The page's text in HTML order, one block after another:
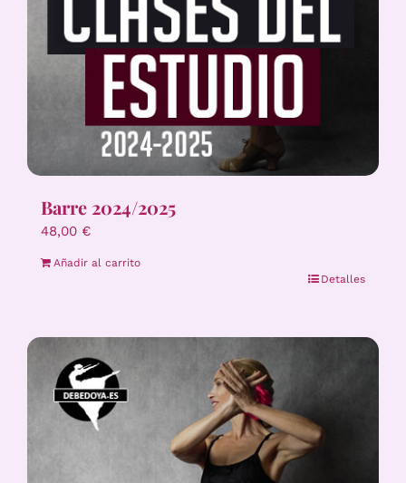
Barre 2024/2025
48,00 €
Añadir al carrito
Detalles